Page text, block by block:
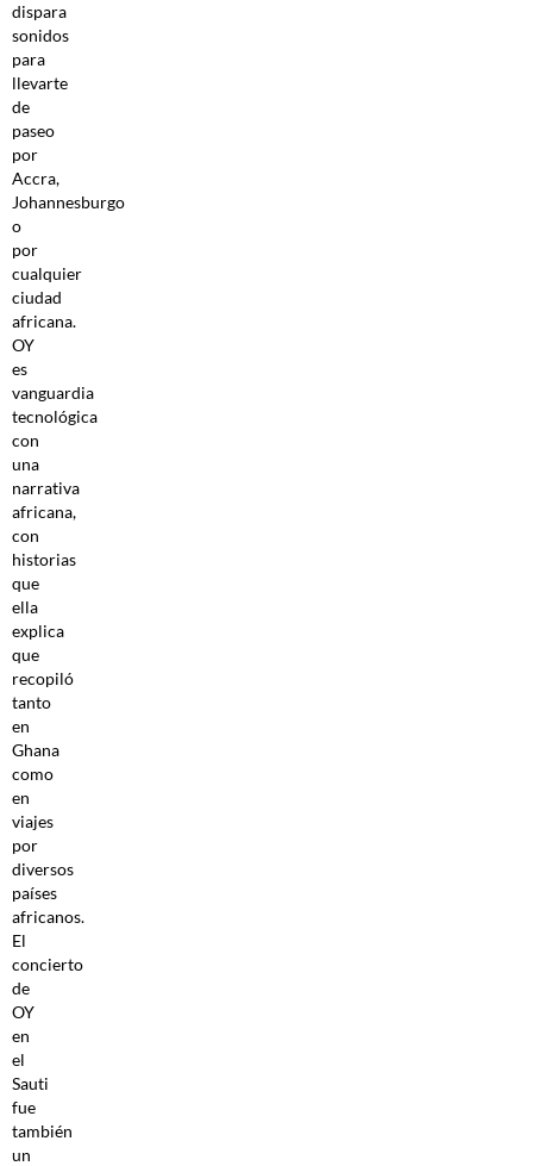
dispara
sonidos
para
llevarte
de
paseo
por
Accra,
Johannesburgo
o
por
cualquier
ciudad
africana.
OY
es
vanguardia
tecnológica
con
una
narrativa
africana,
con
historias
que
ella
explica
que
recopiló
tanto
en
Ghana
como
en
viajes
por
diversos
países
africanos.
El
concierto
de
OY
en
el
Sauti
fue
también
un